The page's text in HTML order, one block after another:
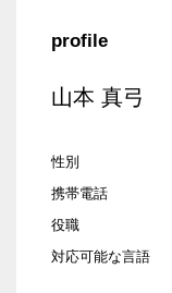
profile
山本 真弓
性別
携帯電話
役職
対応可能な言語